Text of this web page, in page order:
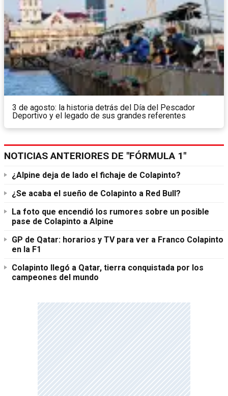
3 de agosto: la historia detrás del Día del Pescador
Deportivo y el legado de sus grandes referentes
NOTICIAS ANTERIORES DE "FÓRMULA 1"
¿Alpine deja de lado el fichaje de Colapinto?
¿Se acaba el sueño de Colapinto a Red Bull?
La foto que encendió los rumores sobre un posible
pase de Colapinto a Alpine
GP de Qatar: horarios y TV para ver a Franco Colapinto
en la F1
Colapinto llegó a Qatar, tierra conquistada por los
campeones del mundo